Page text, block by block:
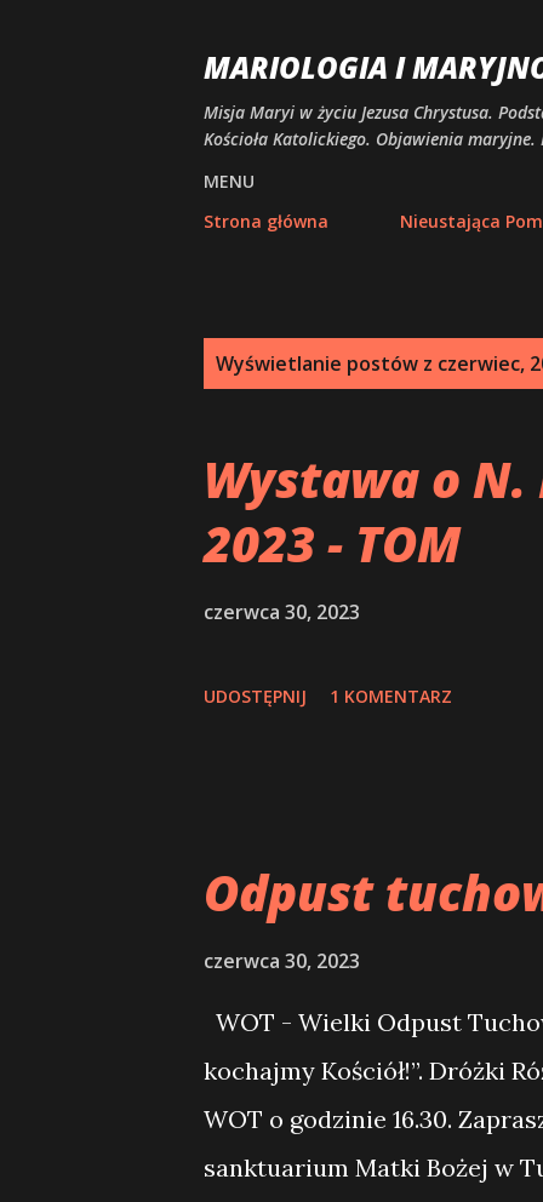
MARIOLOGIA I
Misja Maryi w życiu Jezusa Chrystusa.
Kościoła Katolickiego. Objawienia
MENU
Strona główna
Nieustająca
Wyświetlanie postów z czerwiec,
Wystawa o N.
2023 - TOM
czerwca 30, 2023
UDOSTĘPNIJ 1 KOMENTARZ
Odpust
czerwca 30, 2023
WOT - Wielki Odpust
kochajmy Kościół!”. Dróżki
WOT o godzinie 16.30.
sanktuarium Matki Bożej w